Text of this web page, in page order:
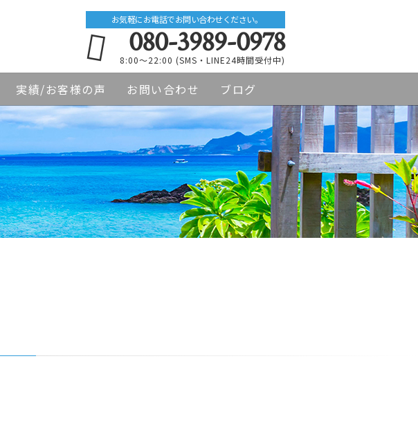
お気軽にお電話でお問い合わせください。
080-3989-0978
8:00～22:00 (SMS・LINE24時間受付中)
実績/お客様の声 お問い合わせ ブログ